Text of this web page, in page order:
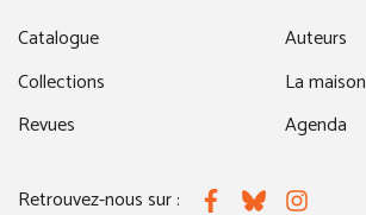
Catalogue
Collections
Revues
Auteurs
La maison
Agenda
Retrouvez-nous sur : FacebookBlueskyInstagram